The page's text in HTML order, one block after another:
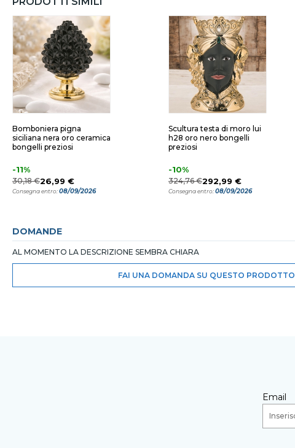
Bomboniera pigna
siciliana nera oro ceramica
bongelli preziosi
-11%
30,18 €26,99 €
Consegna entro:08/09/2026
Scultura testa di moro lui
h28 oro nero bongelli
preziosi
-10%
324,76 €292,99 €
Consegna entro:08/09/2026
DOMANDE
AL MOMENTO LA DESCRIZIONE SEMBRA CHIARA
FAI UNA DOMANDA SU QUESTO PRODOTTO
Email